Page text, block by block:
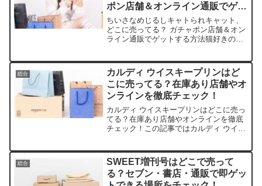
ポン店舗＆オンライン通販でゲッ
トする方法
ちいさなめじるしキャトられキャット、
どこに売ってる？ ガチャポン店舗＆オン
ライン通販でゲットする方法猫好きの皆
いさなめじるしキャトられキャットを売
っている取扱店や、平均...
総合
カルディ ウイスキープリンはど
こに売ってる？在庫あり店舗やオ
ンラインを徹底チェック！
カルディ ウイスキープリンはどこに売っ
てる？在庫あり店舗やオンラインを徹底
チェック！この記事ではカルディ ウイス
紹介します。販売店取扱状況価格帯（税
込）備考カルディ公式...
総合
SWEET増刊号はどこで売って
る？セブン・書店・通販で即ゲッ